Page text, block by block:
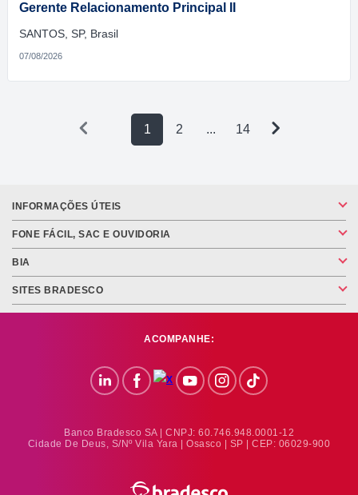
Gerente Relacionamento Principal II
SANTOS, SP, Brasil
07/08/2026
1 2 ... 14
INFORMAÇÕES ÚTEIS
FONE FÁCIL, SAC E OUVIDORIA
BIA
SITES BRADESCO
ACOMPANHE:
Banco Bradesco SA | CNPJ: 60.746.948.0001-12
Cidade De Deus, S/nº Vila Yara | Osasco | SP | CEP: 06029-900